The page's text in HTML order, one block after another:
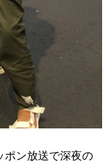
ポン放送で深夜の